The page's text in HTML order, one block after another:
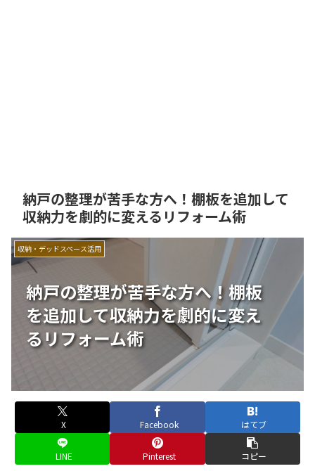
納戸の整理が苦手な方へ！棚板を追加して
収納力を劇的に変えるリフォーム術
納戸の整理が苦手な方へ！棚板
を追加して収納力を劇的に変え
るリフォーム術
収納・デッドスペース活用
X Facebook はてブ
LINE Pinterest コピー